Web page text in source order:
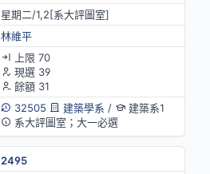
星期二/1,2[系大評圖室]
林維平
上限 70
現選 39
餘額 31
32505
建築學系 /
建築系1
系大評圖室；大一必選
2495